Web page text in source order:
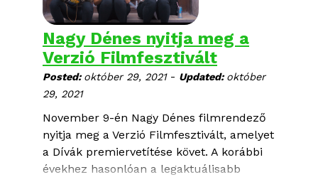
weboldalán.
Nagy Dénes nyitja meg a
Verzió Filmfesztivált
Posted:október 29, 2021 - Updated:október
29, 2021
November 9-én Nagy Dénes filmrendező
nyitja meg a Verzió Filmfesztivált, amelyet
a Dívák premiervetítése követ. A korábbi
évekhez hasonlóan a legaktuálisabb